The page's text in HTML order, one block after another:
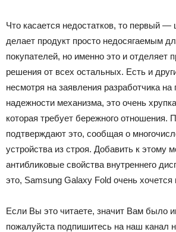
Что касается недостатков, то первый —
делает продукт просто недосягаемым
покупателей, но именно это и отделяет
решения от всех остальных. Есть и
несмотря на заявления разработчика на
надежности механизма, это очень
которая требует бережного отношения.
подтверждают это, сообщая о
устройства из строя. Добавить к этому
антибликовые свойства внутреннего
это, Samsung Galaxy Fold очень хочется
Если Вы это читаете, значит Вам было
пожалуйста подпишитесь на наш канал